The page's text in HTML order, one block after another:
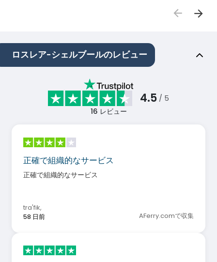
ロスレア-シェルブールのレビュー
4.5 / 5
16 レビュー
正確で組織的なサービス
正確で組織的なサービス
tra'fik,
58 日前
AFerry.comで収集